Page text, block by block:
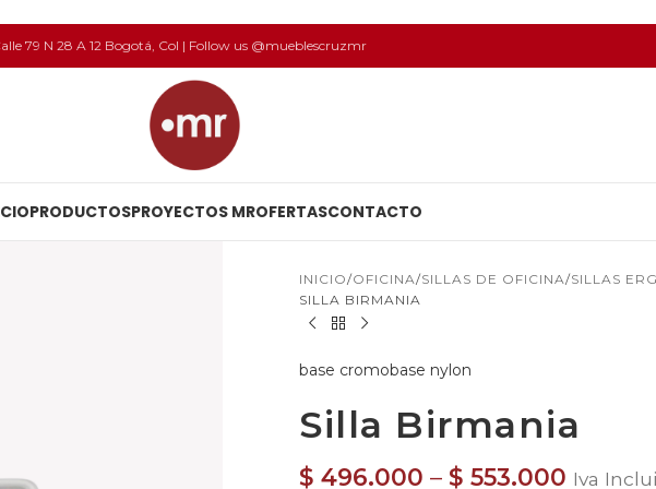
79 N 28 A 12 Bogotá, Col | Follow us @mueblescruzmr
PRODUCTOSPROYECTOS MROFERTASCONTACTO
INICIO OFICINA SILLAS DE OFICINA SILLAS
SILLA BIRMANIA
base cromobase nylon
Silla Birmania
$ 496.000 – $ 553.000 Iva